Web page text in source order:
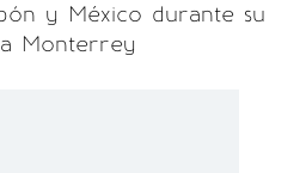
y México durante su
Monterrey